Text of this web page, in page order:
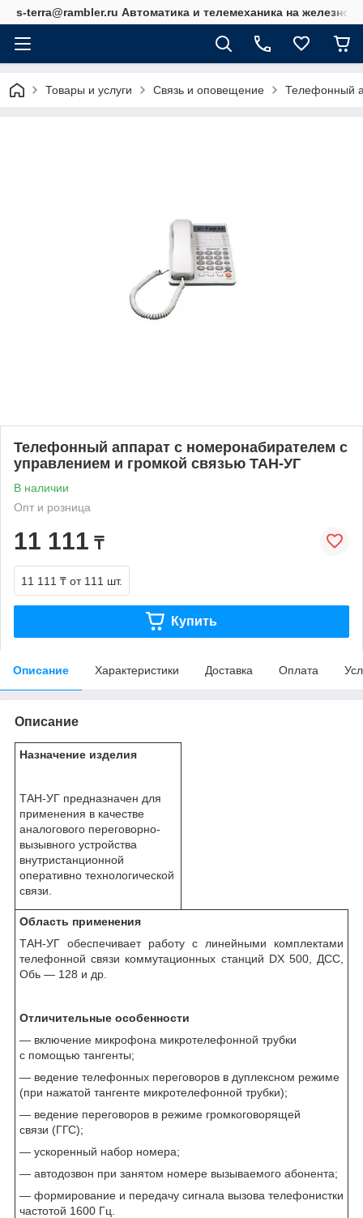
s-terra@rambler.ru Автоматика и телемеханика на
Товары и услуги Связь и оповещение Телефонный
Телефонный аппарат с номеронабирателем с
управлением и громкой связью ТАН-УГ
В наличии
Опт и розница
11 111 ₸
11 111 ₸ от 111 шт.
Купить
Описание Характеристики Доставка Оплата
Описание
Назначение изделия
ТАН-УГ предназначен для
применения в качестве
аналогового переговорно-
вызывного устройства
внутристанционной
оперативно технологической
связи.
Область применения
ТАН-УГ обеспечивает работу с линейными комплектами
телефонной связи коммутационных станций DX 500, ДСС,
Обь — 128 и др.
Отличительные особенности
— включение микрофона микротелефонной трубки
с помощью тангенты;
— ведение телефонных переговоров в дуплексном режиме
(при нажатой тангенте микротелефонной трубки);
— ведение переговоров в режиме громкоговорящей
связи (ГГС);
— ускоренный набор номера;
— автодозвон при занятом номере вызываемого абонента;
— формирование и передачу сигнала вызова телефонистки
частотой 1600 Гц.